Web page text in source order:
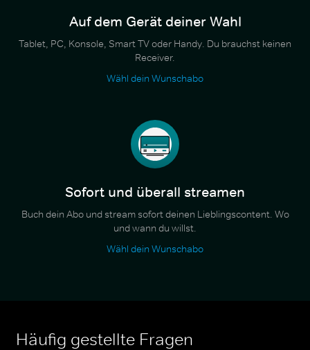
Auf dem Gerät deiner Wahl
Tablet, PC, Konsole, Smart TV oder Handy. Du brauchst keinen
Receiver.
Wähl dein Wunschabo
Sofort und überall streamen
Buch dein Abo und stream sofort deinen Lieblingscontent. Wo
und wann du willst.
Wähl dein Wunschabo
Häufig gestellte Fragen